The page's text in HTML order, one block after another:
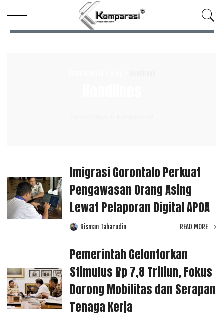
Imigrasi Gorontalo Perkuat
Pengawasan Orang Asing
Lewat Pelaporan Digital APOA
PostedRisman Taharudin READ MORE
Pemerintah Gelontorkan
Stimulus Rp 7,8 Triliun, Fokus
Dorong Mobilitas dan Serapan
Tenaga Kerja